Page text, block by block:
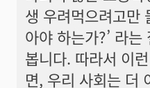
생 우려먹으려고만
아야 하는가?’ 라
봅니다. 따라서 이
면, 우리 사회는 더